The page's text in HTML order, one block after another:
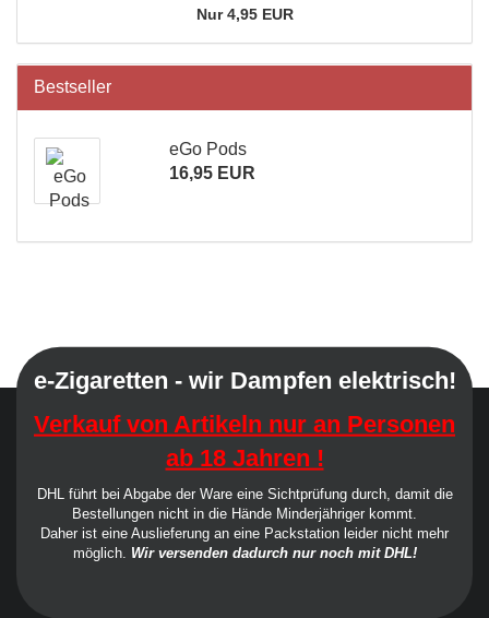
Nur 4,95 EUR
Bestseller
eGo Pods
16,95 EUR
e-Zigaretten - wir Dampfen elektrisch!
Verkauf von Artikeln nur an Personen
ab 18 Jahren !
DHL führt bei Abgabe der Ware eine Sichtprüfung durch, damit die
Bestellungen nicht in die Hände Minderjähriger kommt.
Daher ist eine Auslieferung an eine Packstation leider nicht mehr
möglich. Wir versenden dadurch nur noch mit DHL!